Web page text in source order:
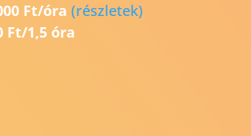
00 Ft/óra (részletek)
Ft/1,5 óra